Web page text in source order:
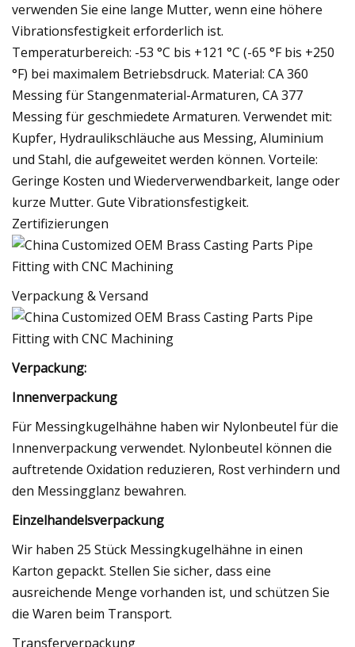
verwenden Sie eine lange Mutter, wenn eine höhere
Vibrationsfestigkeit erforderlich ist.
Temperaturbereich: -53 °C bis +121 °C (-65 °F bis +250
°F) bei maximalem Betriebsdruck. Material: CA 360
Messing für Stangenmaterial-Armaturen, CA 377
Messing für geschmiedete Armaturen. Verwendet mit:
Kupfer, Hydraulikschläuche aus Messing, Aluminium
und Stahl, die aufgeweitet werden können. Vorteile:
Geringe Kosten und Wiederverwendbarkeit, lange oder
kurze Mutter. Gute Vibrationsfestigkeit.
Zertifizierungen
Verpackung & Versand
Verpackung:
Innenverpackung
Für Messingkugelhähne haben wir Nylonbeutel für die
Innenverpackung verwendet. Nylonbeutel können die
auftretende Oxidation reduzieren, Rost verhindern und
den Messingglanz bewahren.
Einzelhandelsverpackung
Wir haben 25 Stück Messingkugelhähne in einen
Karton gepackt. Stellen Sie sicher, dass eine
ausreichende Menge vorhanden ist, und schützen Sie
die Waren beim Transport.
Transferverpackung